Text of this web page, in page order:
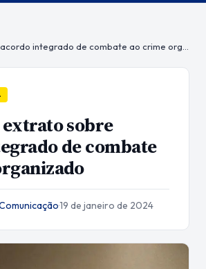
sobre
de combate
·19 de janeiro de 2024